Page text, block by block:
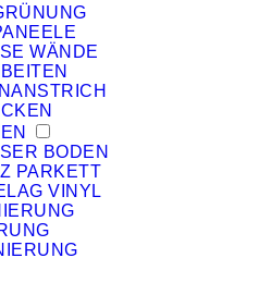
WÄNDE
BODEN
PARKETT
VINYL